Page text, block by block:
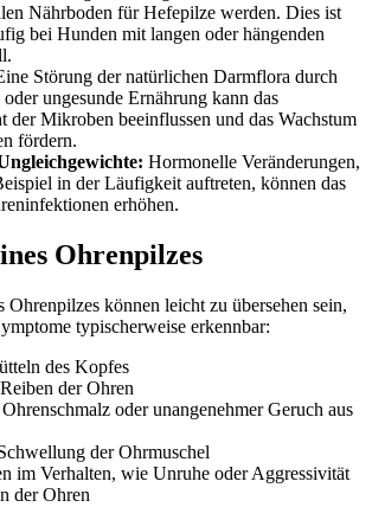
Nährboden für Hefepilze werden. Dies ist
bei Hunden mit langen oder hängenden
Störung der natürlichen Darmflora durch
ungesunde Ernährung kann das
der Mikroben beeinflussen und das Wachstum
fördern.
Hormonelle Veränderungen,
in der Läufigkeit auftreten, können das
erhöhen.
Ohrenpilzes
Ohrenpilzes können leicht zu übersehen sein,
typischerweise erkennbar:
des Kopfes
der Ohren
oder unangenehmer Geruch aus
der Ohrmuschel
im Verhalten, wie Unruhe oder Aggressivität
der Ohren